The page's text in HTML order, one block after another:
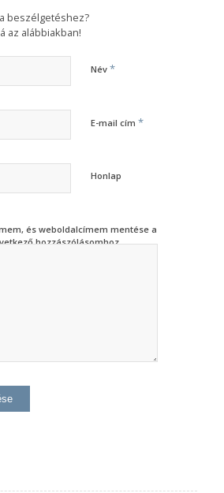
beszélgetéshez?
az alábbiakban!
Név *
E-mail cím *
Honlap
és weboldalcímem mentése a
hozzászólásomhoz.